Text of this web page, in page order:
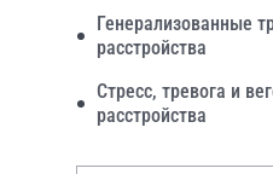
Генерализованные
расстройства
Стресс, тревога и
расстройства